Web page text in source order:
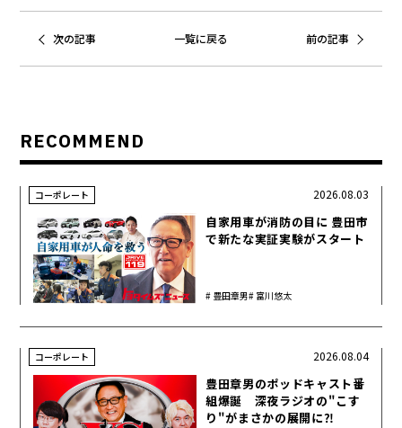
次の記事 一覧に戻る 前の記事
RECOMMEND
コーポレート
自家用車が消防の目に 豊田市
で新たな実証実験がスタート
豊田章男 富川悠太
2026.08.03
コーポレート
豊田章男のポッドキャスト番
組爆誕 深夜ラジオの"こす
り"がまさかの展開に⁈
2026.08.04